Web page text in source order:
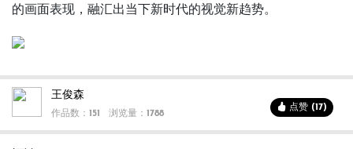
的画面表现，融汇出当下新时代的视觉新趋势。
王俊森
作品数：151 浏览量：1788
点赞 (17)